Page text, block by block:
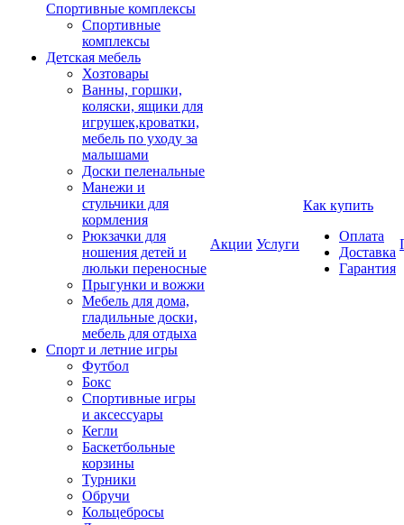
Спортивные комплексы
Спортивные
комплексы
Детская мебель
Хозтовары
Ванны, горшки,
коляски, ящики для
игрушек,кроватки,
мебель по уходу за
малышами
Доски пеленальные
Манежи и
стульчики для
кормления
Рюкзачки для
ношения детей и
люльки переносные
Прыгунки и вожжи
Мебель для дома,
гладильные доски,
мебель для отдыха
Спорт и летние игры
Футбол
Бокс
Спортивные игры
и аксессуары
Кегли
Баскетбольные
корзины
Турники
Обручи
Кольцебросы
Акции Услуги
Как купить
Оплата
Доставка
Гарантия